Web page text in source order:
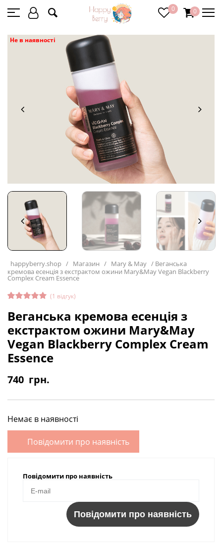
0 0
Не в наявності
happyberry.shop / Магазин / Mary & May / Веганська
кремова есенція з екстрактом ожини Mary&May Vegan Blackberry
Complex Cream Essence
5.00з 5
на основі
опитуван
ня
покупця
(1 відгук)
Веганська кремова есенція з
екстрактом ожини Mary&May
Vegan Blackberry Complex Cream
Essence
740 грн.
Немає в наявності
Повідомити про наявність
Повідомити про наявність
Повідомити про наявність